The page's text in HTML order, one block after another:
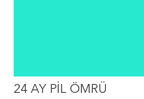
24 AY PİL ÖMRÜ